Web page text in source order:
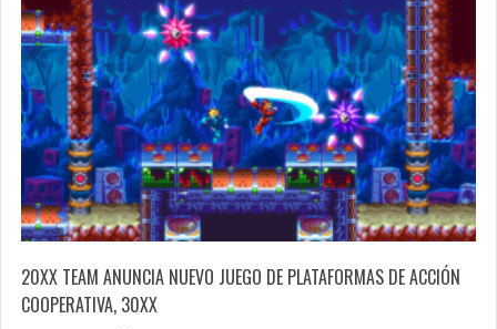
20XX TEAM ANUNCIA NUEVO JUEGO DE PLATAFORMAS DE ACCIÓN
COOPERATIVA, 30XX